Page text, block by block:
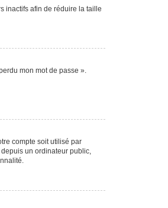
inactifs afin de réduire la taille
mon mot de passe ».
compte soit utilisé par
un ordinateur public,